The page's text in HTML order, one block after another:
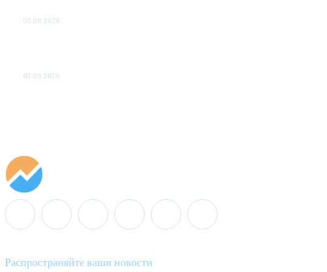
03.08.2026
03.08.2026
Распространяйте ваши новости